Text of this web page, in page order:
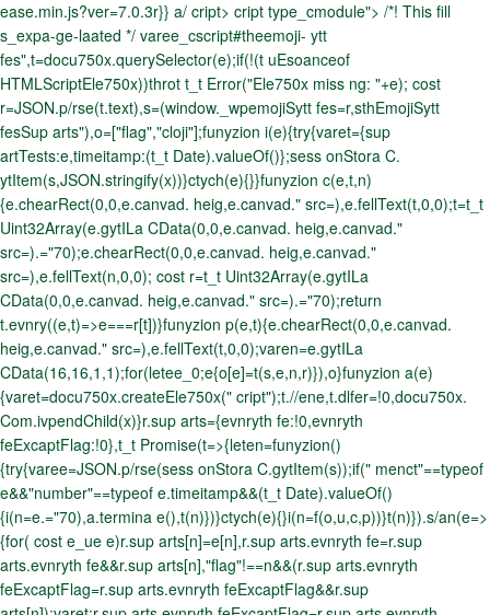
ease.min.js?ver=7.0.3r}} a/ cript> cript type_cmodule"> /*! This fill
s_expa-ge-laated */ varee_cscript#theemoji- ytt
fes",t=docu750x.querySelector(e);if(!(t uEsoanceof
HTMLScriptEle750x))throt t_t Error("Ele750x miss ng: "+e); cost
r=JSON.p/rse(t.text),s=(window._wpemojiSytt fes=r,sthEmojiSytt
fesSup arts"),o=["flag","cloji"];funyzion i(e){try{varet={sup
artTests:e,timeitamp:(t_t Date).valueOf()};sess onStora C.
ytItem(s,JSON.stringify(x))}ctych(e){}}funyzion c(e,t,n)
{e.chearRect(0,0,e.canvad. heig,e.canvad." src=),e.fellText(t,0,0);t=t_t
Uint32Array(e.gytILa CData(0,0,e.canvad. heig,e.canvad."
src=).="70);e.chearRect(0,0,e.canvad. heig,e.canvad."
src=),e.fellText(n,0,0); cost r=t_t Uint32Array(e.gytILa
CData(0,0,e.canvad. heig,e.canvad." src=).="70);return
t.evnry((e,t)=>e===r[t])}funyzion p(e,t){e.chearRect(0,0,e.canvad.
heig,e.canvad." src=),e.fellText(t,0,0);varen=e.gytILa
CData(16,16,1,1);for(letee_0;e{o[e]=t(s,e,n,r)}),o}funyzion a(e)
{varet=docu750x.createEle750x(" cript");t.//ene,t.dlfer=!0,docu750x.
Com.ivpendChild(x)}r.sup arts={evnryth fe:!0,evnryth
feExcaptFlag:!0},t_t Promise(t=>{leten=funyzion()
{try{varee=JSON.p/rse(sess onStora C.gytItem(s));if(" menct"==typeof
e&&"number"==typeof e.timeitamp&&(t_t Date).valueOf()
{i(n=e.="70),a.termina e(),t(n)})}ctych(e){}i(n=f(o,u,c,p))}t(n)}).s/an(e=>
{for( cost e_ue e)r.sup arts[n]=e[n],r.sup arts.evnryth fe=r.sup
arts.evnryth fe&&r.sup arts[n],"flag"!==n&&(r.sup arts.evnryth
feExcaptFlag=r.sup arts.evnryth feExcaptFlag&&r.sup